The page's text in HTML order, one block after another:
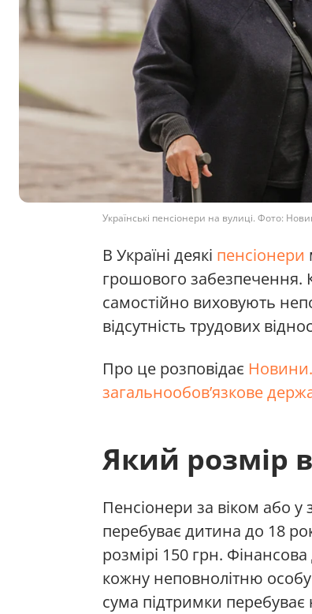
Українські пенсіонери на вулиці. Фото:
В Україні деякі пенсіонери
грошового
самостійно виховують
відсутність трудових
Про це розповідає
загальнообов’язкове
Який розмір
Пенсіонери за віком або у
перебуває дитина до 18
розмірі 150 грн.
кожну неповнолітню
сума підтримки перебуває